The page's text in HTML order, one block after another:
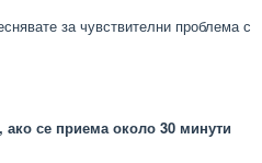
за чувствителни проблема с
ако се приема около 30 минути